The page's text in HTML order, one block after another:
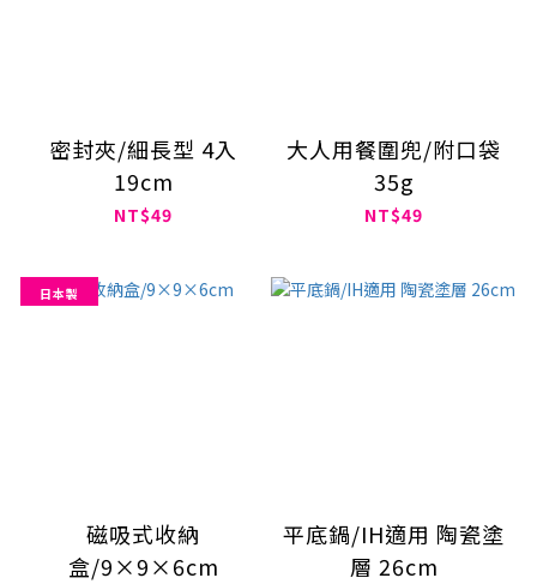
密封夾/細長型 4入
19cm
NT$49
大人用餐圍兜/附口袋
35g
NT$49
日本製
磁吸式收納
盒/9×9×6cm
平底鍋/IH適用 陶瓷塗
層 26cm